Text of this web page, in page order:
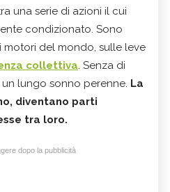
una serie di azioni il cui
condizionato. Sono
motori del mondo, sulle leve
collettiva. Senza di
lungo sonno perenne. La
diventano parti
tra loro.
dopo la pubblicità